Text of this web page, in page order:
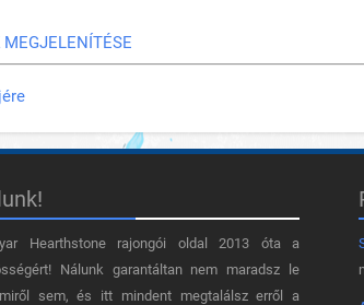
MEGJELENÍTÉSE
Hearthstone​ rajongói oldal 2013 óta a
Nálunk garantáltan nem maradsz le
sem, és itt mindent megtalálsz erről a